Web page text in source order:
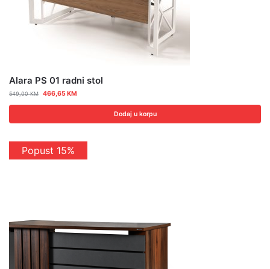
Alara PS 01 radni stol
549,00KM 466,65KM
Dodaj u korpu
Popust 15%